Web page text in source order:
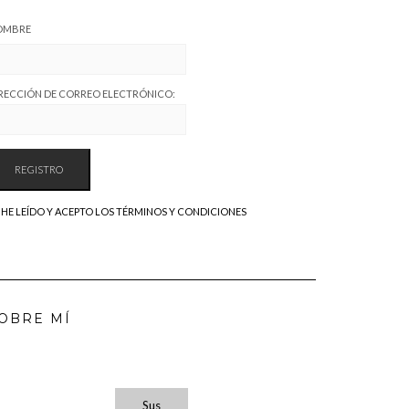
DE CORREO ELECTRÓNICO:
HE LEÍDO Y ACEPTO LOS TÉRMINOS Y CONDICIONES
MÍ
Sus